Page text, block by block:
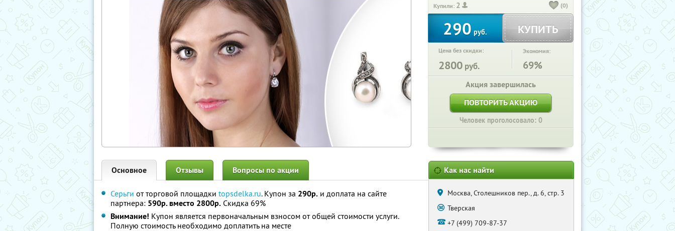
Купили: 2 (0)
290 руб. КУПИТЬ
Цена без скидки:
2800 руб.
Экономия:
69%
Акция завершилась
ПОВТОРИТЬ АКЦИЮ
Человек проголосовало: 0
Основное Отзывы Вопросы по акции
Серьги от торговой площадки topsdelka.ru. Купон за 290р. и доплата на сайте
партнера: 590р. вместо 2800р. Скидка 69%
Внимание! Купон является первоначальным взносом от общей стоимости услуги.
Полную стоимость необходимо доплатить на месте
Как нас найти
Москва, Столешников пер., д. 6, стр. 3
Тверская
+7 (499) 709-87-37